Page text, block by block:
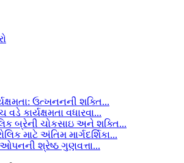
ઉત્ખનનની શક્તિ...
કાર્યક્ષમતા વધારવા...
બ્રેની ચોકસાઇ અને શક્તિ...
માટે અંતિમ માર્ગદર્શિકા...
શ્રેષ્ઠ ગુણવત્તા...